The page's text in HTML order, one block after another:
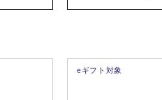
eギフト対象